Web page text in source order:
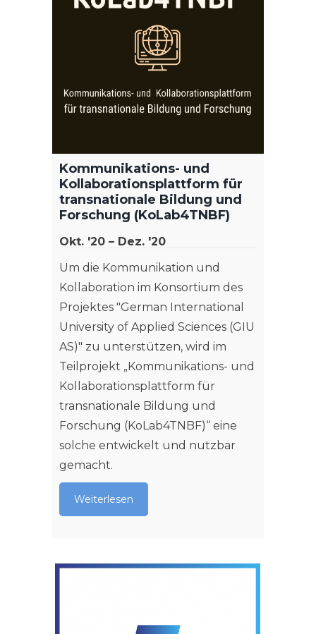
Kommunikations- und
Kollaborationsplattform für
transnationale Bildung und
Forschung (KoLab4TNBF)
Okt. '20 – Dez. '20
Um die Kommunikation und
Kollaboration im Konsortium des
Projektes "German International
University of Applied Sciences (GIU
AS)" zu unterstützen, wird im
Teilprojekt „Kommunikations- und
Kollaborationsplattform für
transnationale Bildung und
Forschung (KoLab4TNBF)“ eine
solche entwickelt und nutzbar
gemacht.
Weiterlesen